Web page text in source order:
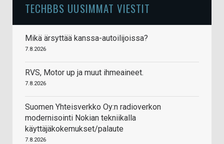
TECHBBS UUSIMMAT VIESTIT
Mikä ärsyttää kanssa-autoilijoissa?
7.8.2026
RVS, Motor up ja muut ihmeaineet.
7.8.2026
Suomen Yhteisverkko Oy:n radioverkon
modernisointi Nokian tekniikalla
käyttäjäkokemukset/palaute
7.8.2026